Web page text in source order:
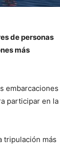
de personas
más
embarcaciones
participar en la
tripulación más